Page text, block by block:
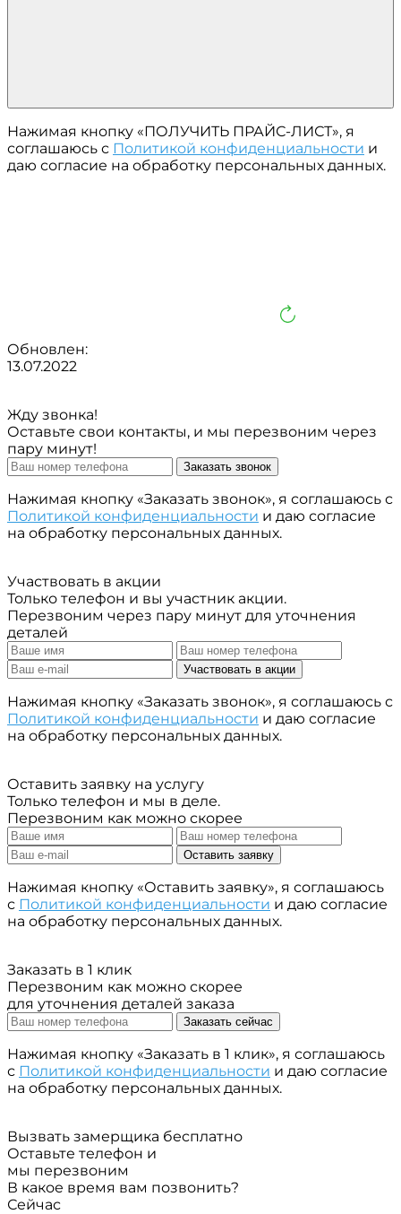
Нажимая кнопку «ПОЛУЧИТЬ ПРАЙС-ЛИСТ», я
соглашаюсь с Политикой конфиденциальности и
даю согласие на обработку персональных данных.
Обновлен:
13.07.2022
Жду звонка!
Оставьте свои контакты, и мы перезвоним через
пару минут!
Заказать звонок
Нажимая кнопку «Заказать звонок», я соглашаюсь с
Политикой конфиденциальности и даю согласие
на обработку персональных данных.
Участвовать в акции
Только телефон и вы участник акции.
Перезвоним через пару минут для уточнения
деталей
Участвовать в акции
Нажимая кнопку «Заказать звонок», я соглашаюсь с
Политикой конфиденциальности и даю согласие
на обработку персональных данных.
Оставить заявку на услугу
Только телефон и мы в деле.
Перезвоним как можно скорее
Оставить заявку
Нажимая кнопку «Оставить заявку», я соглашаюсь
с Политикой конфиденциальности и даю согласие
на обработку персональных данных.
Заказать в 1 клик
Перезвоним как можно скорее
для уточнения деталей заказа
Заказать сейчас
Нажимая кнопку «Заказать в 1 клик», я соглашаюсь
с Политикой конфиденциальности и даю согласие
на обработку персональных данных.
Вызвать замерщика бесплатно
Оставьте телефон и
мы перезвоним
В какое время вам позвонить?
Сейчас